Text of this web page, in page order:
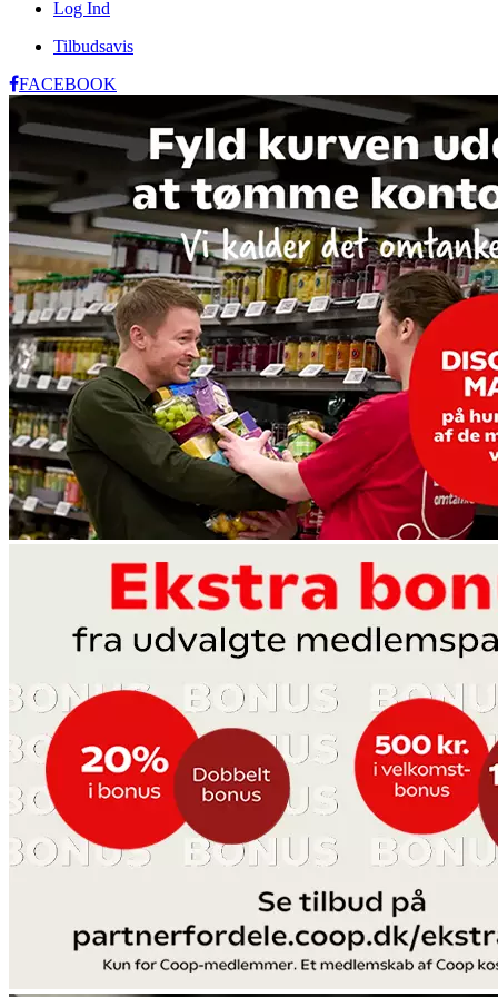
Log Ind
Tilbudsavis
FACEBOOK